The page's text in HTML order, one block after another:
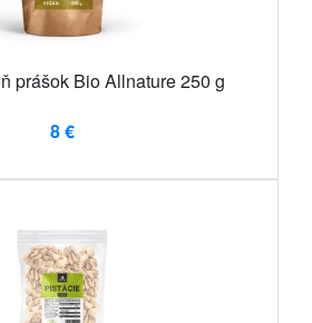
prášok Bio Allnature 250 g
8 €